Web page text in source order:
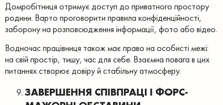
Домробітниця отримує доступ до приватного простору
родини. Варто проговорити правила конфіденційності,
заборону на розповсюдження інформації, фото або відео.
Водночас працівниця також має право на особисті межі:
на свій простір, тишу, час для себе. Взаємна повага в цих
питаннях створює довіру й стабільну атмосферу.
ЗАВЕРШЕННЯ СПІВПРАЦІ І ФОРС-